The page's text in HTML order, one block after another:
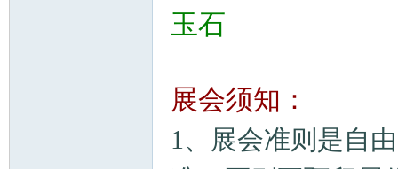
玉石
展会须知：
1、展会准则是自